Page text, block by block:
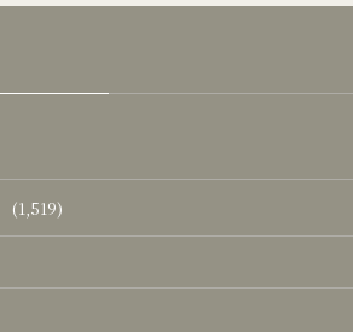
(1,519)